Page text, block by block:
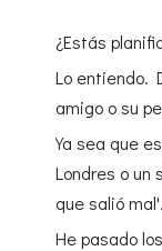
¿Estás
Lo entiendo.
amigo o su
Ya sea que
Londres o un
que salió mal'.
He pasado